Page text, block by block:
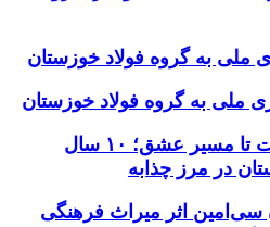
ملی به گروه فولاد خوزستان
ملی به گروه فولاد خوزستان
از چرخ‌دنده‌های صنعت تا مسیر عشق؛ ۱۰ سال
در مرز چذابه
سی‌امین اثر میراث‌ فرهنگی